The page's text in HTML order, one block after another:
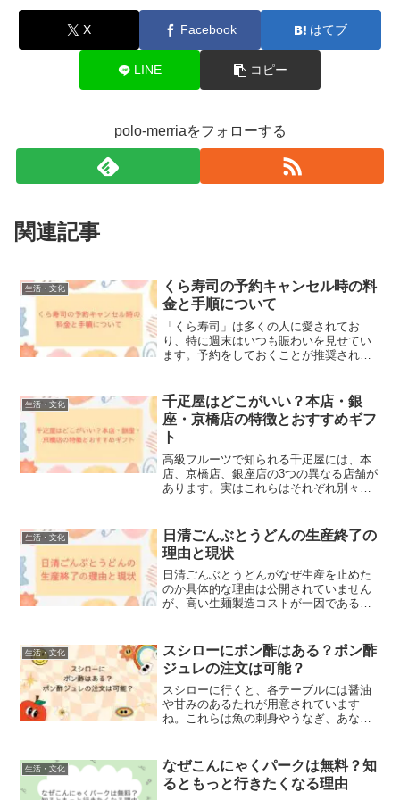
X Facebook はてブ
LINE コピー
polo-merriaをフォローする
関連記事
生活・文化
くら寿司の予約キャンセル時の料
金と手順について
「くら寿司」は多くの人に愛されてお
り、特に週末はいつも賑わいを見せてい
ます。予約をしておくことが推奨されて
方法やそれに伴う料金について知ってお
くことは重要です。もし予約...
生活・文化
千疋屋はどこがいい？本店・銀
座・京橋店の特徴とおすすめギフ
ト
高級フルーツで知られる千疋屋には、本
店、京橋店、銀座店の3つの異なる店舗が
あります。実はこれらはそれぞれ別々の
各店舗の特徴を理解することで、贈り物
を選ぶ際にも新しい視点...
生活・文化
日清ごんぶとうどんの生産終了の
理由と現状
日清ごんぶとうどんがなぜ生産を止めた
のか具体的な理由は公開されていません
が、高い生麺製造コストが一因であると
うどんの生産をなぜ終了させたのか？ ・
現在、ごんぶとうど...
生活・文化
スシローにポン酢はある？ポン酢
ジュレの注文は可能？
スシローに行くと、各テーブルには醤油
や甘みのあるたれが用意されています
ね。これらは魚の刺身やうなぎ、あなご
す。ポン酢の酸味と旨味は、寿司の味を
一層引き立ててくれるのです。...
生活・文化
なぜこんにゃくパークは無料？知
るともっと行きたくなる理由